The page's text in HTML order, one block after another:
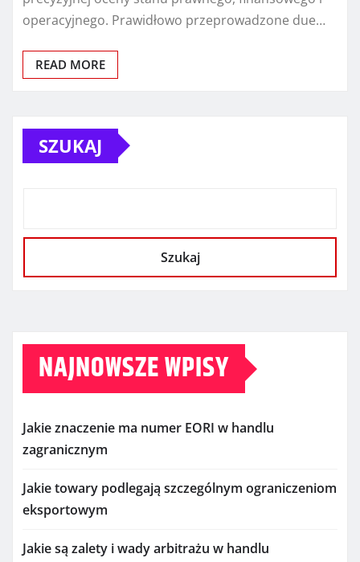
operacyjnego. Prawidłowo przeprowadzone due…
READ MORE
SZUKAJ
Szukaj
NAJNOWSZE WPISY
Jakie znaczenie ma numer EORI w handlu
zagranicznym
Jakie towary podlegają szczególnym ograniczeniom
eksportowym
Jakie są zalety i wady arbitrażu w handlu